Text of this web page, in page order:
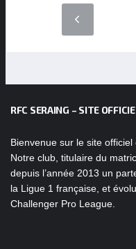
RFC SERAING – SITE
Bienvenue sur le site
Notre club, titulaire du
depuis l’année 2013 un
la Ligue 1 française, et
Challenger Pro League.